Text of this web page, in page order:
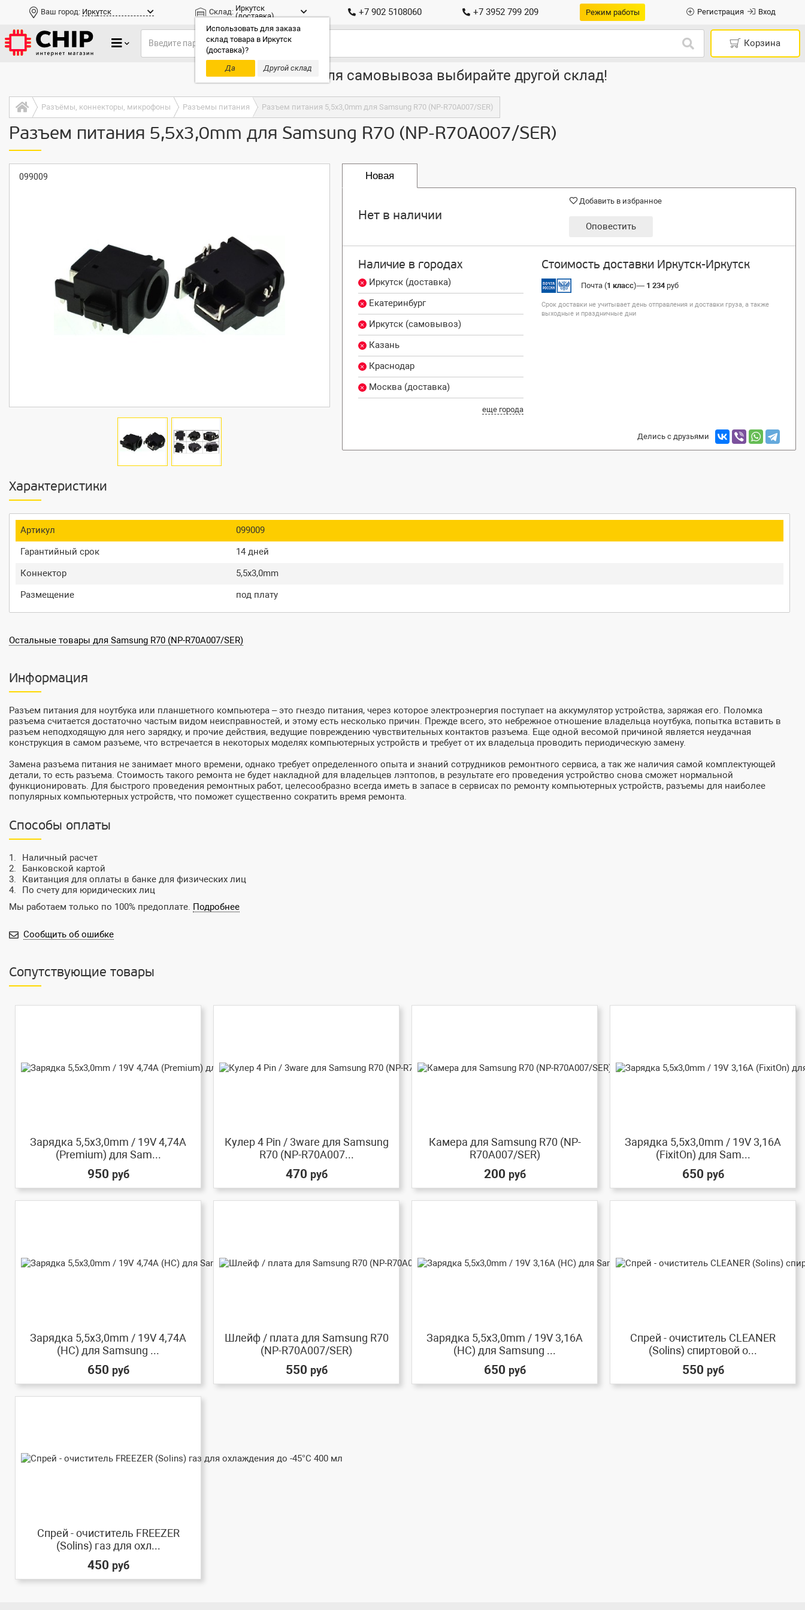
Ваш город: Иркутск Склад: Иркутск
(доставка)
Использовать для заказа
склад товара в Иркутск
(доставка)?
Да
Другой склад
+7 902 5108060 +7 3952 799 209 Режим работы Регистрация Вход
Корзина
Только доставка, для самовывоза выбирайте другой склад!
Разъёмы, коннекторы, микрофоны Разъемы питания Разъем питания 5,5x3,0mm для Samsung R70 (NP-R70A007/SER)
Разъем питания 5,5x3,0mm для Samsung R70 (NP-R70A007/SER)
099009 Новая
Нет в наличии
Добавить в избранное
Оповестить
Наличие в городах
Иркутск (доставка)
Екатеринбург
Иркутск (самовывоз)
Казань
Краснодар
Москва (доставка)
еще города
Стоимость доставки Иркутск-Иркутск
Почта (1 класс)— 1 234руб
Срок доставки не учитывает день отправления и доставки груза, а также
выходные и праздничные дни
Делись с друзьями
Характеристики
Артикул
099009
Гарантийный срок
14 дней
Коннектор
5,5x3,0mm
Размещение
под плату
Остальные товары для Samsung R70 (NP-R70A007/SER)
Информация
Разъем питания для ноутбука или планшетного компьютера – это гнездо питания, через которое электроэнергия поступает на аккумулятор устройства, заряжая его. Поломка
разъема считается достаточно частым видом неисправностей, и этому есть несколько причин. Прежде всего, это небрежное отношение владельца ноутбука, попытка вставить в
разъем неподходящую для него зарядку, и прочие действия, ведущие повреждению чувствительных контактов разъема. Еще одной весомой причиной является неудачная
конструкция в самом разъеме, что встречается в некоторых моделях компьютерных устройств и требует от их владельца проводить периодическую замену.
Замена разъема питания не занимает много времени, однако требует определенного опыта и знаний сотрудников ремонтного сервиса, а так же наличия самой комплектующей
детали, то есть разъема. Стоимость такого ремонта не будет накладной для владельцев лэптопов, в результате его проведения устройство снова сможет нормальной
функционировать. Для быстрого проведения ремонтных работ, целесообразно всегда иметь в запасе в сервисах по ремонту компьютерных устройств, разъемы для наиболее
популярных компьютерных устройств, что поможет существенно сократить время ремонта.
Способы оплаты
Наличный расчет
Банковской картой
Квитанция для оплаты в банке для физических лиц
По счету для юридических лиц
Мы работаем только по 100% предоплате. Подробнее
Сообщить об ошибке
Сопутствующие товары
Зарядка 5,5x3,0mm / 19V 4,74A
(Premium) для Sam...
950 руб
Кулер 4 Pin / 3ware для Samsung
R70 (NP-R70A007...
470 руб
Камера для Samsung R70 (NP-
R70A007/SER)
200 руб
Зарядка 5,5x3,0mm / 19V 3,16A
(FixitOn) для Sam...
650 руб
Зарядка 5,5x3,0mm / 19V 4,74A
(HC) для Samsung ...
650 руб
Шлейф / плата для Samsung R70
(NP-R70A007/SER)
550 руб
Зарядка 5,5x3,0mm / 19V 3,16A
(HC) для Samsung ...
650 руб
Спрей - очиститель CLEANER
(Solins) спиртовой о...
550 руб
Спрей - очиститель FREEZER
(Solins) газ для охл...
450 руб